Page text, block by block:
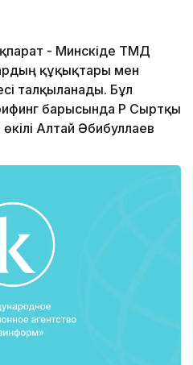
- Минскіде ТМД
құқықтары мен
талқыланады. Бұл
барысында ҚР Сыртқы
Алтай Әбибуллаев